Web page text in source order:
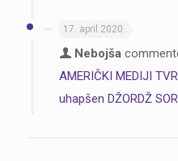
17. april 2020.
Nebojša
AMERIČKI MEDIJI
uhapšen DŽORDŽ